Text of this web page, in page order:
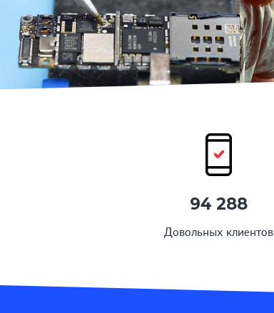
94 288
Довольных клиентов